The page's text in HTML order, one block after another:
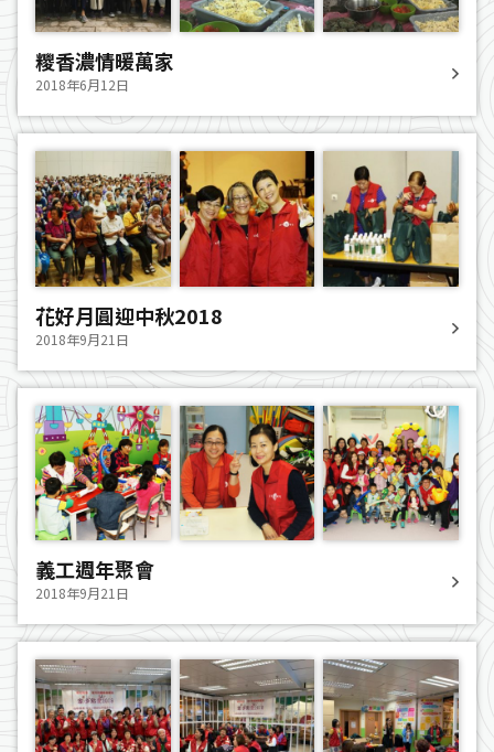
糭香濃情暖萬家
2018年6月12日
花好月圓迎中秋2018
2018年9月21日
義工週年聚會
2018年9月21日